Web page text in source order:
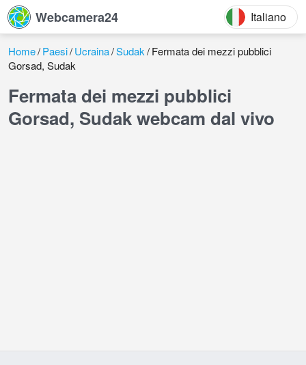
Webcamera24 Italiano
Home Paesi Ucraina Sudak Fermata dei mezzi pubblici
Gorsad, Sudak
Fermata dei mezzi pubblici
Gorsad, Sudak webcam dal vivo